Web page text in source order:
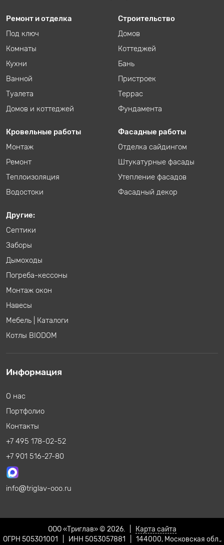
Ремонт и отделка
Под ключ
Комнаты
Кухни
Ванной
Туалета
Домов и коттеджей
Строительство
Домов
Коттеджей
Бань
Пристроек
Террас
Фундамента
Кровельные работы
Монтаж
Ремонт
Теплоизоляция
Водостоки
Фасадные работы
Отделка сайдингом
Штукатурные фасады
Утепление фасадов
Фасадный декор
Другие:
Септики
Заборы
Дымоходы
Погреба-кессоны
Монтаж окон
Навесы
Мебель
Каталоги
Котлы BIODOM
Информация
О нас
Портфолио
Контакты
+7 495 178-02-52
+7 901 516-27-80
info triglav-ooo.ru
ООО «Триглав» © 2026. |
Карта сайта
ОГРН 505301001 | ИНН 5053057881 | 144000, Московская обл.,